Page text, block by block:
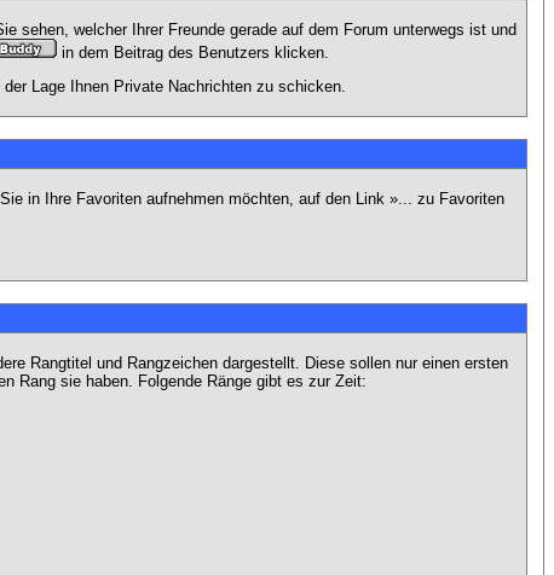
sehen, welcher Ihrer Freunde gerade auf dem Forum unterwegs ist und
in dem Beitrag des Benutzers klicken.
Lage Ihnen Private Nachrichten zu schicken.
in Ihre Favoriten aufnehmen möchten, auf den Link »... zu Favoriten
Rangtitel und Rangzeichen dargestellt. Diese sollen nur einen ersten
Rang sie haben. Folgende Ränge gibt es zur Zeit: